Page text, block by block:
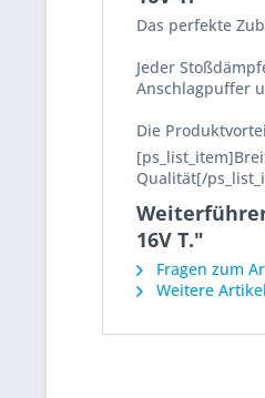
Das perfekte
Jeder
Anschlagpuffer
Die
Qualität[/
16V T."
Fragen zum
Weitere